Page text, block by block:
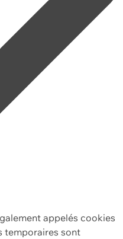
appelés cookies
temporaires sont